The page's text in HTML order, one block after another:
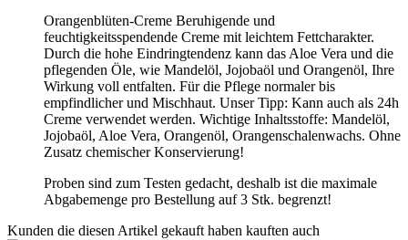
Orangenblüten-Creme Beruhigende und
feuchtigkeitsspendende Creme mit leichtem Fettcharakter.
Durch die hohe Eindringtendenz kann das Aloe Vera und die
pflegenden Öle, wie Mandelöl, Jojobaöl und Orangenöl, Ihre
Wirkung voll entfalten. Für die Pflege normaler bis
empfindlicher und Mischhaut. Unser Tipp: Kann auch als 24h
Creme verwendet werden. Wichtige Inhaltsstoffe: Mandelöl,
Jojobaöl, Aloe Vera, Orangenöl, Orangenschalenwachs. Ohne
Zusatz chemischer Konservierung!
Proben sind zum Testen gedacht, deshalb ist die maximale
Abgabemenge pro Bestellung auf 3 Stk. begrenzt!
Kunden die diesen Artikel gekauft haben kauften auch